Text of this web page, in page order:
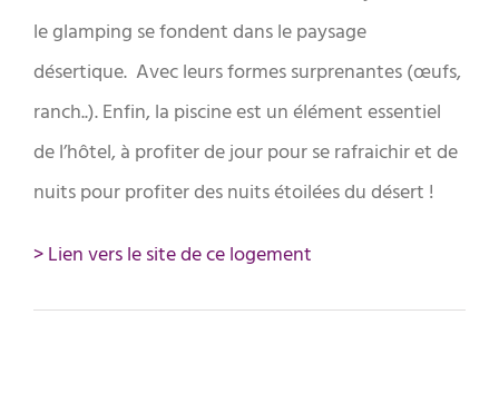
le glamping se fondent dans le paysage
désertique. Avec leurs formes surprenantes (œufs,
ranch..). Enfin, la piscine est un élément essentiel
de l’hôtel, à profiter de jour pour se rafraichir et de
nuits pour profiter des nuits étoilées du désert !
> Lien vers le site de ce logement